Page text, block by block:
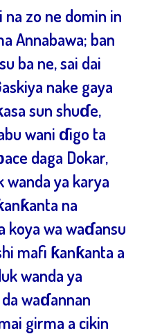
na zo ne domin in
Annabawa; ban
ba ne, sai dai
nake gaya
sun shuɗe,
wani ɗigo ta
daga Dokar,
wanda ya karya
na
koya wa waɗansu
mafi ƙanƙanta a
wanda ya
waɗannan
girma a cikin